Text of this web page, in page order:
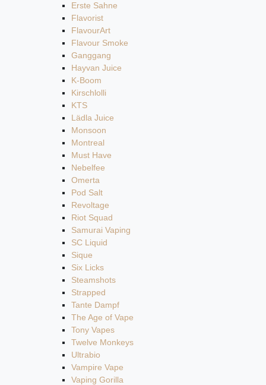
Erste Sahne
Flavorist
FlavourArt
Flavour Smoke
Ganggang
Hayvan Juice
K-Boom
Kirschlolli
KTS
Lädla Juice
Monsoon
Montreal
Must Have
Nebelfee
Omerta
Pod Salt
Revoltage
Riot Squad
Samurai Vaping
SC Liquid
Sique
Six Licks
Steamshots
Strapped
Tante Dampf
The Age of Vape
Tony Vapes
Twelve Monkeys
Ultrabio
Vampire Vape
Vaping Gorilla